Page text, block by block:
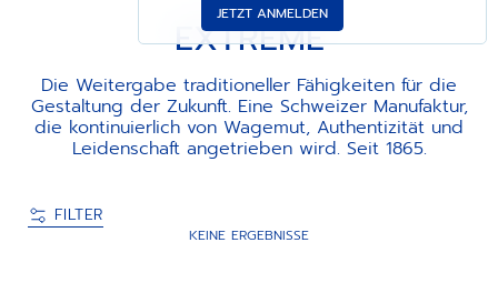
JETZT ANMELDEN
EXTREME
Die Weitergabe traditioneller Fähigkeiten für die
Gestaltung der Zukunft. Eine Schweizer Manufaktur,
die kontinuierlich von Wagemut, Authentizität und
Leidenschaft angetrieben wird. Seit 1865.
FILTER
KEINE ERGEBNISSE